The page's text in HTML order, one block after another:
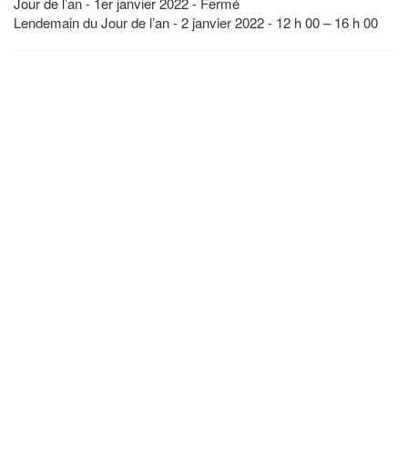
Lendemain du Jour de l’an - 2 janvier 2022 - 12 h 00 – 16 h 00